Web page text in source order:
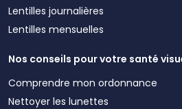
Lentilles journalières
Lentilles mensuelles
Nos conseils pour votre santé
Comprendre mon ordonnance
Nettoyer les lunettes